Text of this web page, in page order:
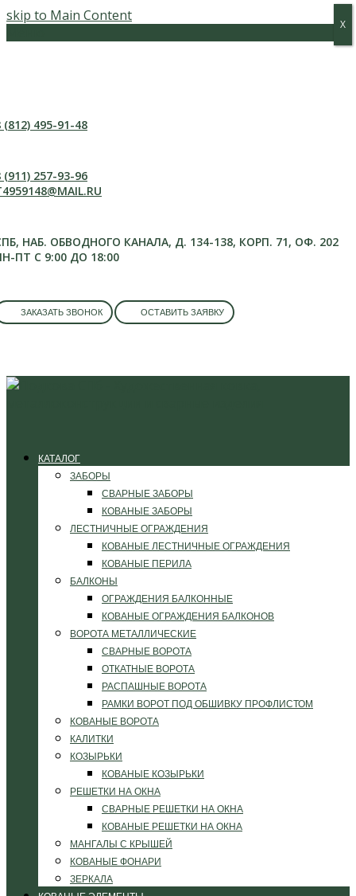
skip to Main Content
(812) 495-91-48
(911) 257-93-96
НАБ. ОБВОДНОГО КАНАЛА, Д. 134-138, КОРП. 71, ОФ. 202
ПТ С 9:00 ДО 18:00
ЗАКАЗАТЬ ЗВОНОК ОСТАВИТЬ ЗАЯВКУ
КАТАЛОГ
ЗАБОРЫ
СВАРНЫЕ ЗАБОРЫ
КОВАНЫЕ ЗАБОРЫ
ЛЕСТНИЧНЫЕ ОГРАЖДЕНИЯ
КОВАНЫЕ ЛЕСТНИЧНЫЕ ОГРАЖДЕНИЯ
КОВАНЫЕ ПЕРИЛА
БАЛКОНЫ
ОГРАЖДЕНИЯ БАЛКОННЫЕ
КОВАНЫЕ ОГРАЖДЕНИЯ БАЛКОНОВ
ВОРОТА МЕТАЛЛИЧЕСКИЕ
СВАРНЫЕ ВОРОТА
ОТКАТНЫЕ ВОРОТА
РАСПАШНЫЕ ВОРОТА
РАМКИ ВОРОТ ПОД ОБШИВКУ ПРОФЛИСТОМ
КОВАНЫЕ ВОРОТА
КАЛИТКИ
КОЗЫРЬКИ
КОВАНЫЕ КОЗЫРЬКИ
РЕШЕТКИ НА ОКНА
СВАРНЫЕ РЕШЕТКИ НА ОКНА
КОВАНЫЕ РЕШЕТКИ НА ОКНА
МАНГАЛЫ С КРЫШЕЙ
КОВАНЫЕ ФОНАРИ
ЗЕРКАЛА
Х
Х